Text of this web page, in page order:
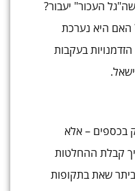
העכור" יעבור?
האם היא נערכת
בעקבות
בכספים – אלא
קבלת ההחלטות
שאת בתקופות